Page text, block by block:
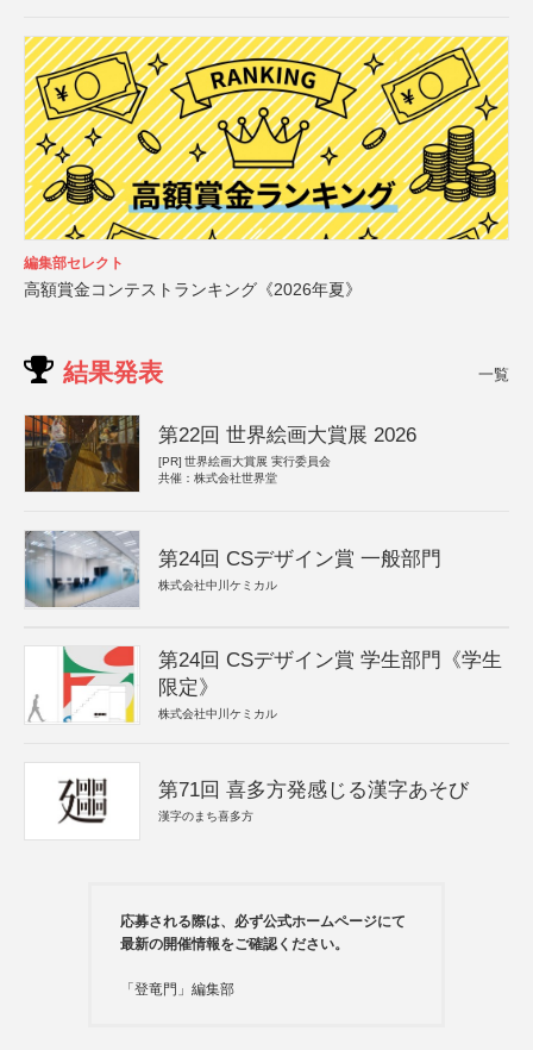
編集部セレクト
高額賞金コンテストランキング《2026年夏》
結果発表 一覧
第22回 世界絵画大賞展 2026
[PR] 世界絵画大賞展 実行委員会
共催：株式会社世界堂
第24回 CSデザイン賞 一般部門
株式会社中川ケミカル
第24回 CSデザイン賞 学生部門《学生
限定》
株式会社中川ケミカル
第71回 喜多方発感じる漢字あそび
漢字のまち喜多方
応募される際は、必ず公式ホームページにて
最新の開催情報をご確認ください。
「登竜門」編集部